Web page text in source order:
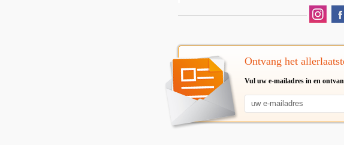
Ontvang het
Vul uw e-mailadres in en